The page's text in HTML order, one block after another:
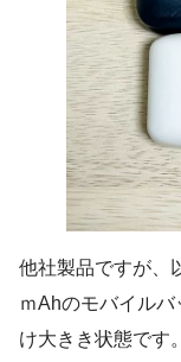
他社製品ですが、
ｍAhのモバイル
け大きき状態です